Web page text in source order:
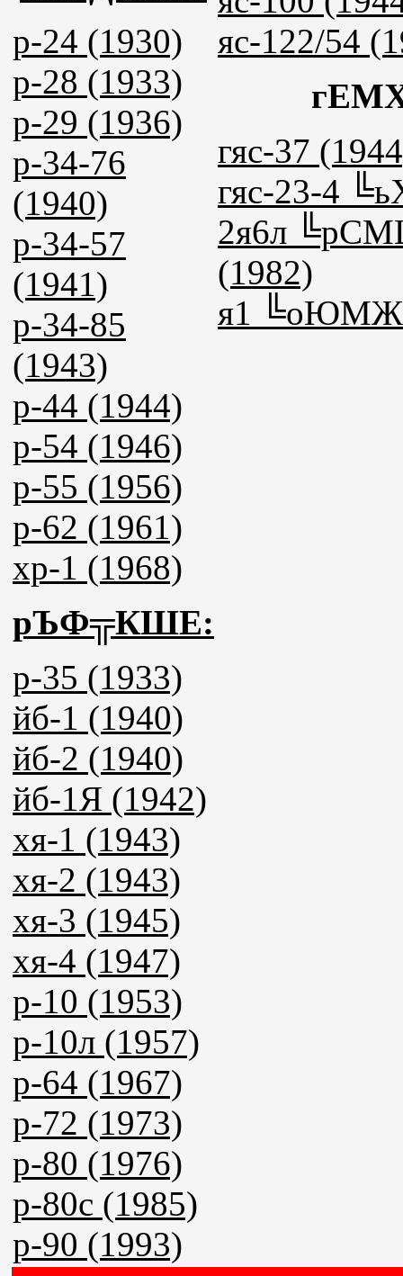
р-24 (1930)
р-28 (1933)
р-29 (1936)
р-34-76
(1940)
р-34-57
(1941)
р-34-85
(1943)
р-44 (1944)
р-54 (1946)
р-55 (1956)
р-62 (1961)
хр-1 (1968)
рЪФ╦КШЕ:
р-35 (1933)
йб-1 (1940)
йб-2 (1940)
йб-1Я (1942)
хя-1 (1943)
хя-2 (1943)
хя-3 (1945)
хя-4 (1947)
р-10 (1953)
р-10л (1957)
р-64 (1967)
р-72 (1973)
р-80 (1976)
р-80с (1985)
р-90 (1993)
яс-122/54
гяс-37
гяс-23-4
2я6л
(1982)
я1